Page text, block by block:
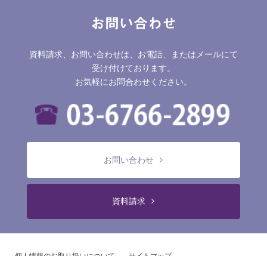
お問い合わせ
資料請求、お問い合わせは、お電話、またはメールにて
受け付けております。
お気軽にお問合わせください。
お問い合わせ
資料請求